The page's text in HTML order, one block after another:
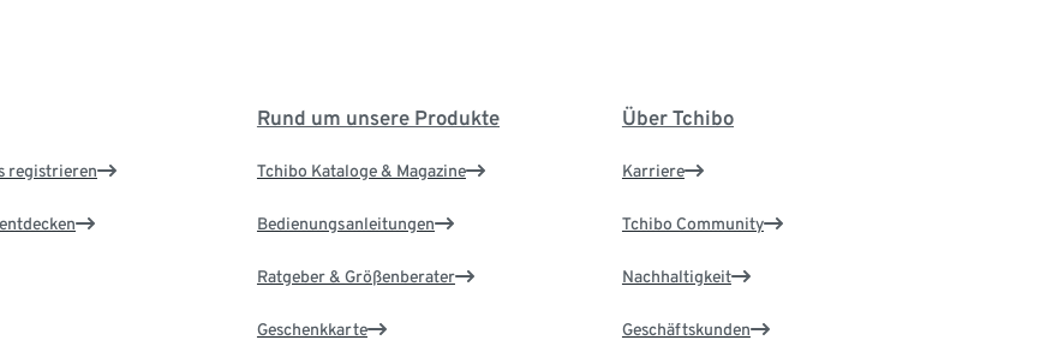
registrieren
Rund um unsere Produkte
Tchibo Kataloge & Magazine
Bedienungsanleitungen
Ratgeber & Größenberater
Geschenkkarte
Über Tchibo
Karriere
Tchibo Community
Nachhaltigkeit
Geschäftskunden